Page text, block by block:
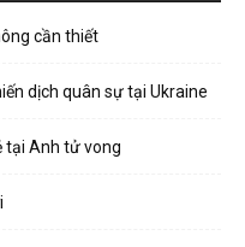
cần thiết
dịch quân sự tại Ukraine
tại Anh tử vong